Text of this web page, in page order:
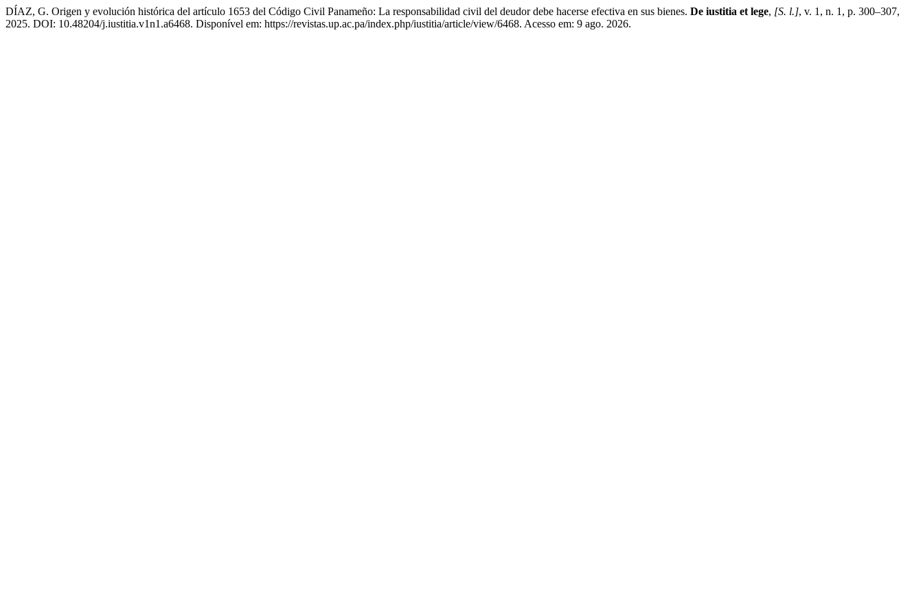
DÍAZ, G. Origen y evolución histórica del artículo 1653 del Código Civil Panameño: La responsabilidad civil del deudor debe hacerse efectiva en sus bienes. De iustitia et lege, [S. l.], v. 1, n. 1, p. 300–307,
2025. DOI: 10.48204/j.iustitia.v1n1.a6468. Disponível em: https://revistas.up.ac.pa/index.php/iustitia/article/view/6468. Acesso em: 9 ago. 2026.